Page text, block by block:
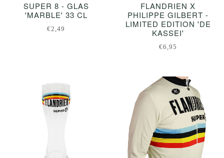
SUPER 8 - GLAS
'MARBLE' 33 CL
€2,49
FLANDRIEN X
PHILIPPE GILBERT -
LIMITED EDITION 'DE
KASSEI'
€6,95